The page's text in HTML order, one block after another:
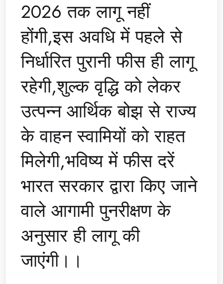
2026 तक लागू नहीं
होंगी,इस अवधि में पहले से
निर्धारित पुरानी फीस ही लागू
रहेगी,शुल्क वृद्धि को लेकर
उत्पन्न आर्थिक बोझ से राज्य
के वाहन स्वामियों को राहत
मिलेगी,भविष्य में फीस दरें
भारत सरकार द्वारा किए जाने
वाले आगामी पुनरीक्षण के
अनुसार ही लागू की
जाएंगी।।